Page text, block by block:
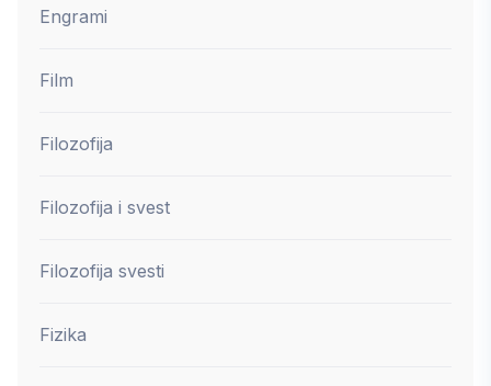
Engrami
Film
Filozofija
Filozofija i svest
Filozofija svesti
Fizika